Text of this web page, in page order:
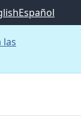
Español
las